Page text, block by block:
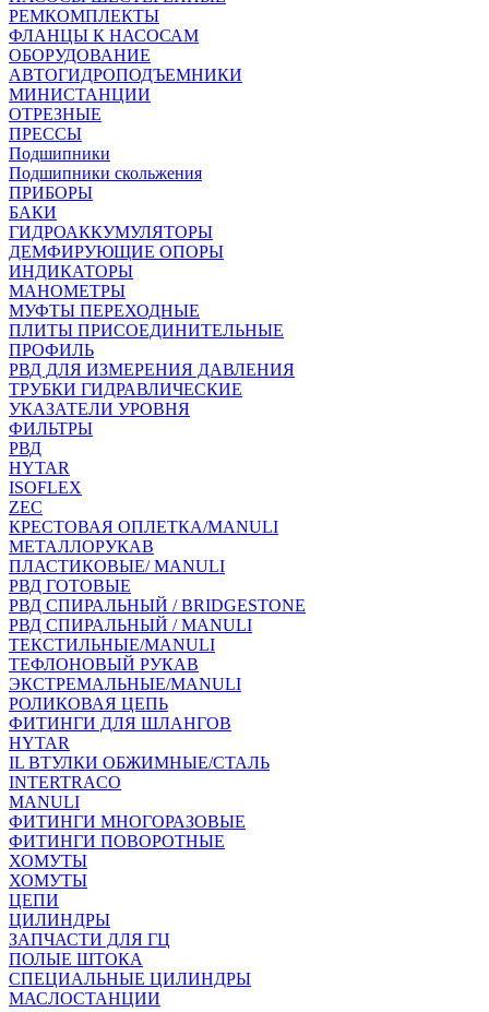
РЕМКОМПЛЕКТЫ
ФЛАНЦЫ К НАСОСАМ
ОБОРУДОВАНИЕ
АВТОГИДРОПОДЪЕМНИКИ
МИНИСТАНЦИИ
ОТРЕЗНЫЕ
ПРЕССЫ
Подшипники
Подшипники скольжения
ПРИБОРЫ
БАКИ
ГИДРОАККУМУЛЯТОРЫ
ДЕМФИРУЮЩИЕ ОПОРЫ
ИНДИКАТОРЫ
МАНОМЕТРЫ
МУФТЫ ПЕРЕХОДНЫЕ
ПЛИТЫ ПРИСОЕДИНИТЕЛЬНЫЕ
ПРОФИЛЬ
РВД ДЛЯ ИЗМЕРЕНИЯ ДАВЛЕНИЯ
ТРУБКИ ГИДРАВЛИЧЕСКИЕ
УКАЗАТЕЛИ УРОВНЯ
ФИЛЬТРЫ
РВД
HYTAR
ISOFLEX
ZEC
КРЕСТОВАЯ ОПЛЕТКА/MANULI
МЕТАЛЛОРУКАВ
ПЛАСТИКОВЫЕ/ MANULI
РВД ГОТОВЫЕ
РВД СПИРАЛЬНЫЙ / BRIDGESTONE
РВД СПИРАЛЬНЫЙ / MANULI
ТЕКСТИЛЬНЫЕ/MANULI
ТЕФЛОНОВЫЙ РУКАВ
ЭКСТРЕМАЛЬНЫЕ/MANULI
РОЛИКОВАЯ ЦЕПЬ
ФИТИНГИ ДЛЯ ШЛАНГОВ
HYTAR
IL ВТУЛКИ ОБЖИМНЫЕ/СТАЛЬ
INTERTRACO
MANULI
ФИТИНГИ МНОГОРАЗОВЫЕ
ФИТИНГИ ПОВОРОТНЫЕ
ХОМУТЫ
ХОМУТЫ
ЦЕПИ
ЦИЛИНДРЫ
ЗАПЧАСТИ ДЛЯ ГЦ
ПОЛЫЕ ШТОКА
СПЕЦИАЛЬНЫЕ ЦИЛИНДРЫ
МАСЛОСТАНЦИИ